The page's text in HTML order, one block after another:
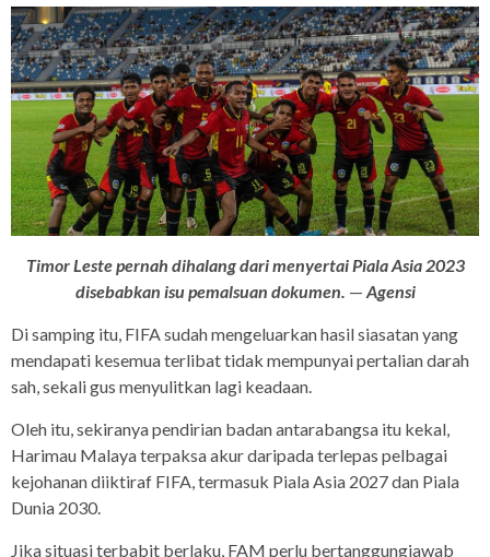
Timor Leste pernah dihalang dari menyertai Piala Asia 2023
disebabkan isu pemalsuan dokumen. — Agensi
Di samping itu, FIFA sudah mengeluarkan hasil siasatan yang
mendapati kesemua terlibat tidak mempunyai pertalian darah
sah, sekali gus menyulitkan lagi keadaan.
Oleh itu, sekiranya pendirian badan antarabangsa itu kekal,
Harimau Malaya terpaksa akur daripada terlepas pelbagai
kejohanan diiktiraf FIFA, termasuk Piala Asia 2027 dan Piala
Dunia 2030.
Jika situasi terbabit berlaku, FAM perlu bertanggungjawab